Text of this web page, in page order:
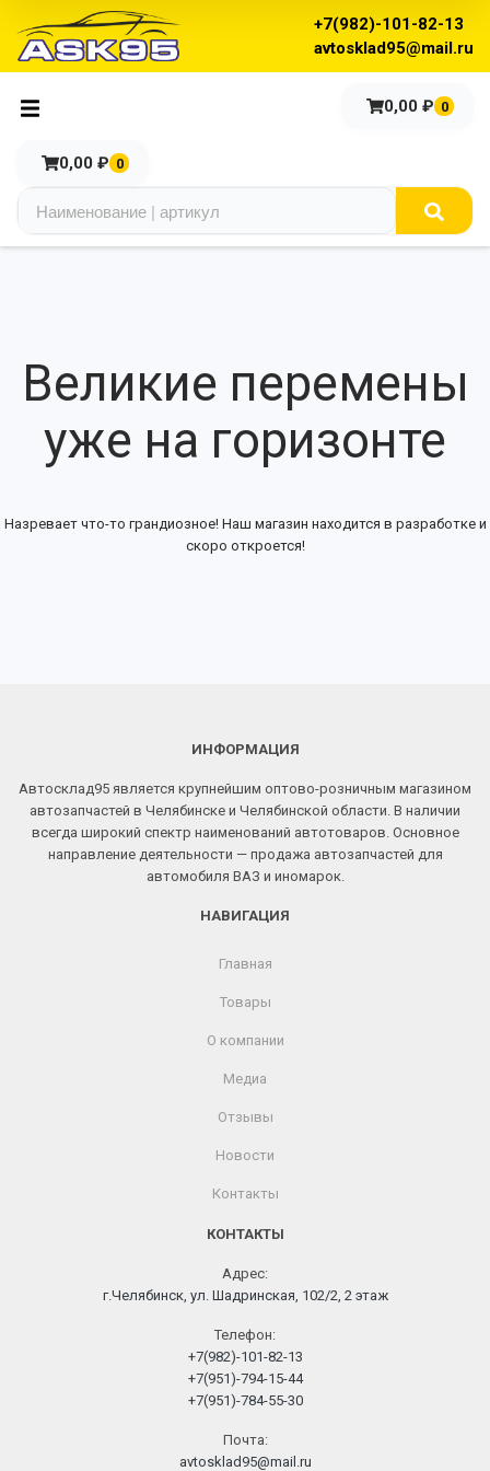
+7(982)-101-82-13
avtosklad95@mail.ru
0,00 ₽ 0
0,00 ₽ 0
Великие перемены
уже на горизонте
Назревает что-то грандиозное! Наш магазин находится в разработке и
скоро откроется!
ИНФОРМАЦИЯ
Автосклад95 является крупнейшим оптово-розничным магазином
автозапчастей в Челябинске и Челябинской области. В наличии
всегда широкий спектр наименований автотоваров. Основное
направление деятельности — продажа автозапчастей для
автомобиля ВАЗ и иномарок.
НАВИГАЦИЯ
Главная
Товары
О компании
Медиа
Отзывы
Новости
Контакты
КОНТАКТЫ
Адрес:
г.Челябинск, ул. Шадринская, 102/2, 2 этаж
Телефон:
+7(982)-101-82-13
+7(951)-794-15-44
+7(951)-784-55-30
Почта:
avtosklad95@mail.ru